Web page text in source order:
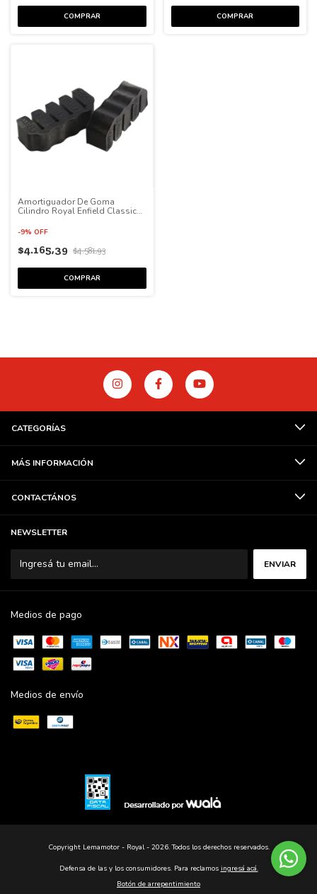
Amortiguador De Goma
Cilindro Royal Enfield Classic
-9% OFF
$4.165,39 $4.581,93
CATEGORÍAS
MÁS INFORMACIÓN
CONTACTÁNOS
NEWSLETTER
Medios de pago
Medios de envío
Copyright Lemamotor - Royal - 2026. Todos los derechos reservados.
Defensa de las y los consumidores. Para reclamos ingresá acá.
Botón de arrepentimiento